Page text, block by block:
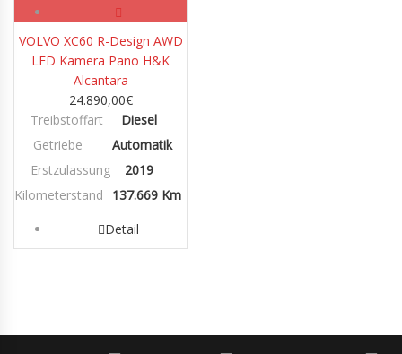
VOLVO XC60 R-Design AWD
LED Kamera Pano H&K
Alcantara
24.890,00€
Treibstoffart
Diesel
Getriebe
Automatik
Erstzulassung
2019
Kilometerstand
137.669 Km
Detail